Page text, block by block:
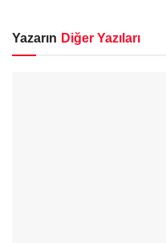
Yazarın Diğer Yazıları